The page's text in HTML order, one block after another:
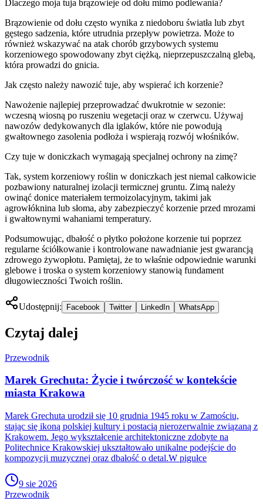
Dlaczego moja tuja brązowieje od dołu mimo podlewania?
Brązowienie od dołu często wynika z niedoboru światła lub zbyt
gęstego sadzenia, które utrudnia przepływ powietrza. Może to
również wskazywać na atak chorób grzybowych systemu
korzeniowego spowodowany zbyt ciężką, nieprzepuszczalną glebą,
która prowadzi do gnicia.
Jak często należy nawozić tuje, aby wspierać ich korzenie?
Nawożenie najlepiej przeprowadzać dwukrotnie w sezonie:
wczesną wiosną po ruszeniu wegetacji oraz w czerwcu. Używaj
nawozów dedykowanych dla iglaków, które nie powodują
gwałtownego zasolenia podłoża i wspierają rozwój włośników.
Czy tuje w doniczkach wymagają specjalnej ochrony na zimę?
Tak, system korzeniowy roślin w doniczkach jest niemal całkowicie
pozbawiony naturalnej izolacji termicznej gruntu. Zimą należy
owinąć donice materiałem termoizolacyjnym, takimi jak
agrowłóknina lub słoma, aby zabezpieczyć korzenie przed mrozami
i gwałtownymi wahaniami temperatury.
Podsumowując, dbałość o płytko położone korzenie tui poprzez
regularne ściółkowanie i kontrolowane nawadnianie jest gwarancją
zdrowego żywopłotu. Pamiętaj, że to właśnie odpowiednie warunki
glebowe i troska o system korzeniowy stanowią fundament
długowieczności Twoich roślin.
Udostępnij: Facebook Twitter LinkedIn WhatsApp
Czytaj dalej
Przewodnik
Marek Grechuta: Życie i twórczość w kontekście
miasta Krakowa
Marek Grechuta urodził się 10 grudnia 1945 roku w Zamościu,
stając się ikoną polskiej kultury i postacią nierozerwalnie związaną z
Krakowem. Jego wykształcenie architektoniczne zdobyte na
Politechnice Krakowskiej ukształtowało unikalne podejście do
kompozycji muzycznej oraz dbałość o detal.W pigułce
9 sie 2026
Przewodnik